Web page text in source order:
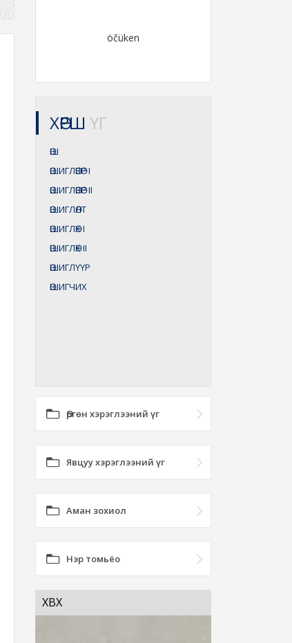
öčüken
ХӨРШ ҮГ
ӨШ
ӨШИГЛӨВӨРI
ӨШИГЛӨВӨРII
ӨШИГЛӨЛТ
ӨШИГЛӨХI
ӨШИГЛӨХII
ӨШИГЛҮҮР
ӨШИГЧИХ
Өргөн хэрэглээний үг
Явцуу хэрэглээний үг
Аман зохиол
Нэр томьёо
ХӨВӨХ